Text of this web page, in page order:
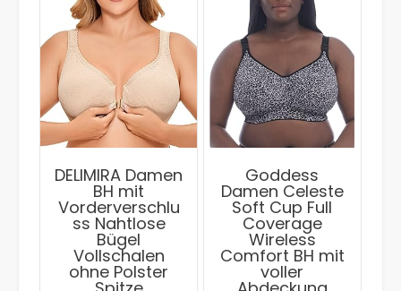
DELIMIRA Damen
BH mit
Vorderverschlu
ss Nahtlose
Bügel
Vollschalen
ohne Polster
Goddess
Damen Celeste
Soft Cup Full
Coverage
Wireless
Comfort BH mit
voller